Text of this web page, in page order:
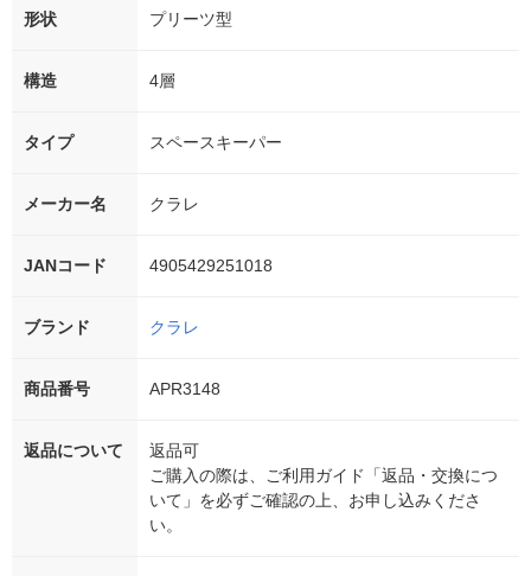
形状 プリーツ型
構造 4層
タイプ スペースキーパー
メーカー名 クラレ
JANコード 4905429251018
ブランド クラレ
商品番号 APR3148
返品について
返品可
ご購入の際は、ご利用ガイド「返品・交換につ
いて」を必ずご確認の上、お申し込みくださ
い。